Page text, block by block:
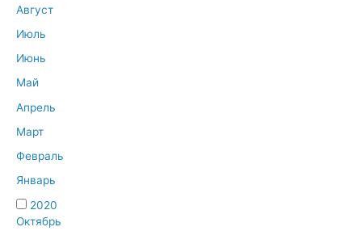
Август
Июль
Июнь
Май
Апрель
Март
Февраль
Январь
2020
Октябрь